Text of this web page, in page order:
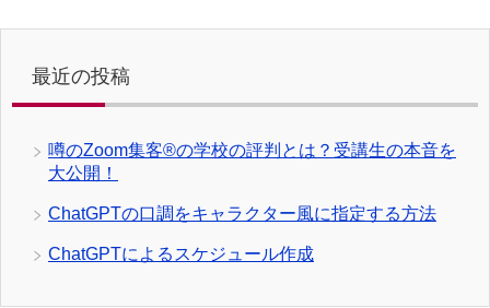
最近の投稿
噂のZoom集客®の学校の評判とは？受講生の本音を
大公開！
ChatGPTの口調をキャラクター風に指定する方法
ChatGPTによるスケジュール作成